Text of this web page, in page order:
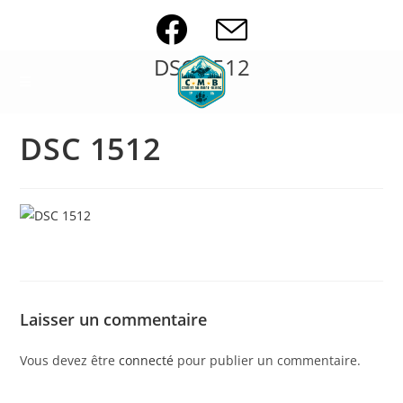
DSC 1512
DSC 1512
Laisser un commentaire
Vous devez êtreconnecté pour publier un commentaire.